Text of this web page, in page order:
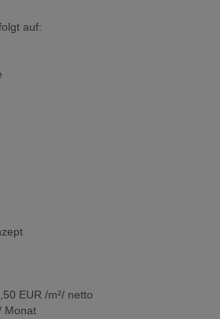
auf:
EUR /m²/ netto
Monat